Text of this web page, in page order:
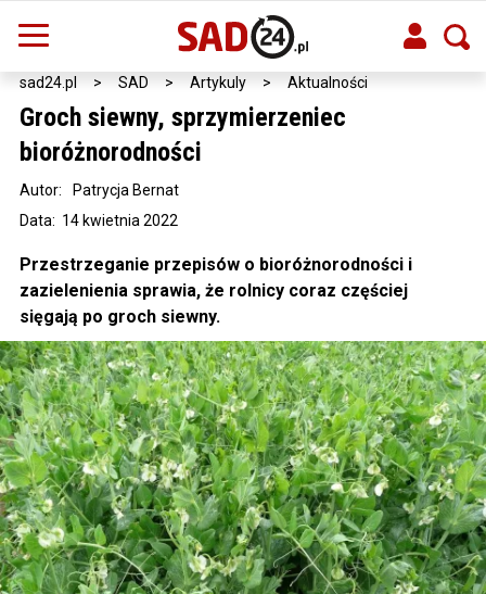
sad24.pl > SAD > Artykuly > Aktualności
Groch siewny, sprzymierzeniec
bioróżnorodności
Data: 14 kwietnia 2022
Autor: Patrycja Bernat
Przestrzeganie przepisów o bioróżnorodności i
zazielenienia sprawia, że rolnicy coraz częściej
sięgają po groch siewny.